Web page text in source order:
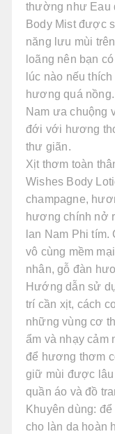
thường như Eau
Body Mist được
năng lưu mùi
loãng nên bạn
lúc nào nếu
hương quá
Nam ưa chuộng
đới với hương
thư giãn.
Xịt thơm toàn
Wishes Body
champagne,
hương chính nở
lan Nam Phi
vô cùng mềm
nhân, gỗ đàn
Hướng dẫn sử
trí cần xịt, cách
những vùng cơ
ẩm và nhạy cảm
để hương thơm
giữ mùi được lâu
quần áo và đồ
Khuyên dùng:
cho làn da hoàn